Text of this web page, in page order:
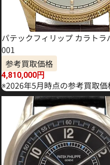
パテックフィリップ カラトラ
001
参考買取価格
4,810,000円
※2026年5月時点の参考買取価